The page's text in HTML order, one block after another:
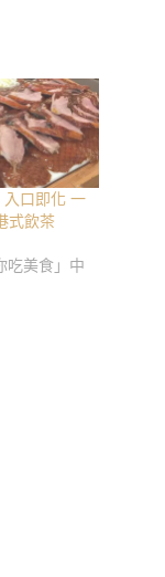
入口即化 一
式飲茶
吃美食」中